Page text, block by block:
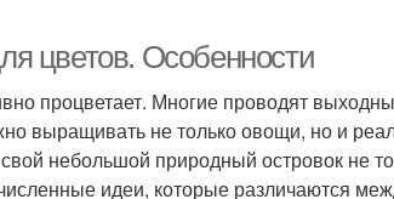
цветов. Особенности
процветает. Многие проводят
выращивать не только овощи, но и
свой небольшой природный островок не
идеи, которые различаются